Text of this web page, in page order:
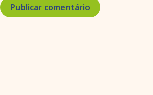
Publicar comentário